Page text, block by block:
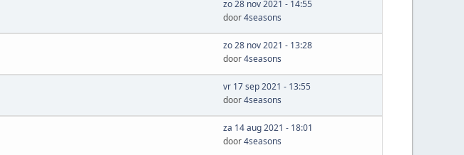
zo 28 nov 2021 - 14:55
door4seasons
zo 28 nov 2021 - 13:28
door4seasons
vr 17 sep 2021 - 13:55
door4seasons
za 14 aug 2021 - 18:01
door4seasons